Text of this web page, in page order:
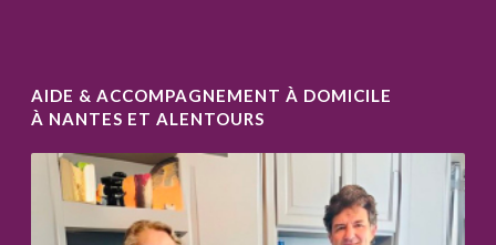
AIDE & ACCOMPAGNEMENT À DOMICILE
À NANTES ET ALENTOURS